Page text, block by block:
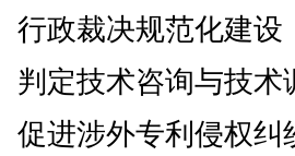
行政裁决规范化建
判定技术咨询与技术
促进涉外专利侵权纠